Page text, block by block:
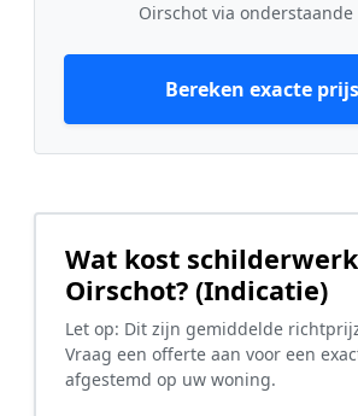
Oirschot via onderstaande
Bereken exacte
Wat kost
Oirschot? (Indicatie)
Let op: Dit zijn gemiddelde
Vraag een offerte aan voor een
afgestemd op uw woning.